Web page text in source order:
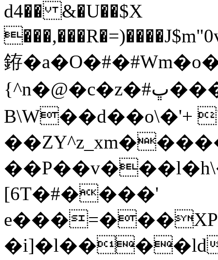
d4�� &�U��$X
銌
{^n�@�c�z�#ڀ���FS��\=E����Լ9���y���
B\W��d��o\�'+
[6T�#����'
�i]�l����ld